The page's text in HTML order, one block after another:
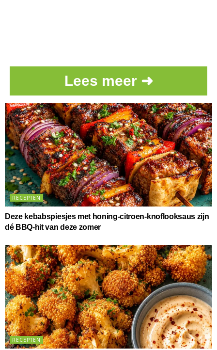
Lees meer ➜
RECEPTEN
Deze kebabspiesjes met honing-citroen-knoflooksaus zijn
dé BBQ-hit van deze zomer
RECEPTEN